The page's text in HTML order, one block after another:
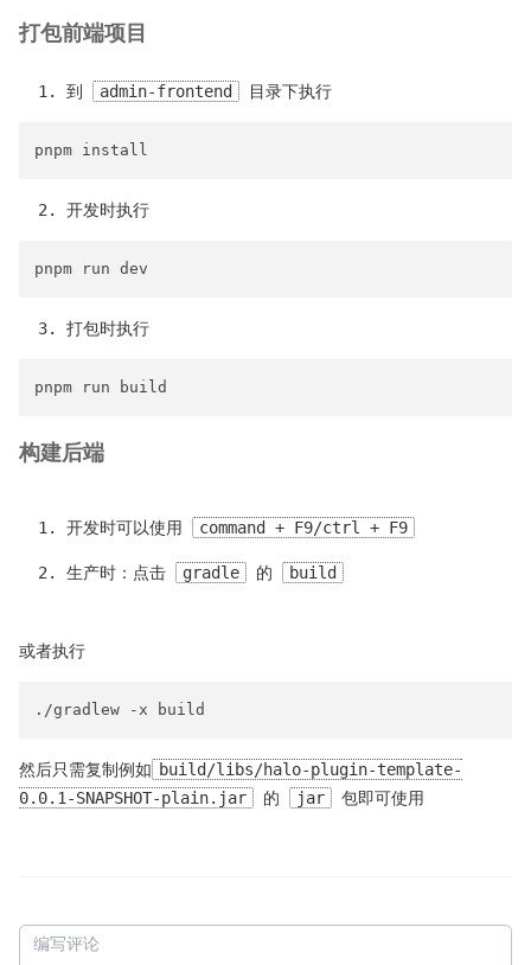
打包前端项目
到 admin-frontend 目录下执行
开发时执行
打包时执行
构建后端
开发时可以使用 command + F9/ctrl + F9
生产时：点击 gradle 的 build
或者执行
然后只需复制例如 build/libs/halo-plugin-template-
0.0.1-SNAPSHOT-plain.jar
的 jar 包即可使用